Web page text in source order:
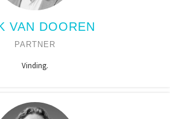
VAN DOOREN
PARTNER
Vinding.